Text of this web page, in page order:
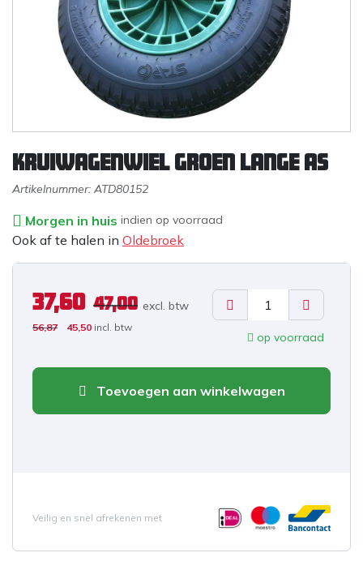
Kruiwagenwiel groen lange as
Artikelnummer: ATD80152
Morgen in huis indien op voorraad
Ook af te halen in Oldebroek
37,60 47,00 excl. btw
56,87 45,50 incl. btw
op voorraad
Toevoegen aan winkelwagen
Veilig en snel afrekenen met